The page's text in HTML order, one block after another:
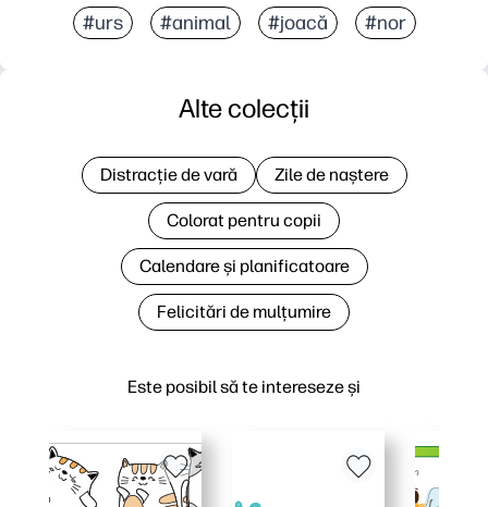
#urs #animal #joacă #nor
Este posibil să te intereseze și
Alte colecții
Distracție de vară Zile de naștere
Colorat pentru copii
Calendare și planificatoare
Felicitări de mulțumire